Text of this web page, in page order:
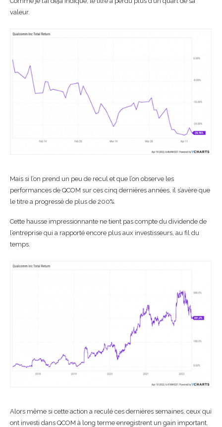
valeur.
Mais si l’on prend un peu de recul et que l’on observe les
performances de QCOM sur ces cinq dernières années, il s’avère que
le titre a progressé de plus de 200%.
Cette hausse impressionnante ne tient pas compte du dividende de
l’entreprise qui a rapporté encore plus aux investisseurs, au fil du
temps.
Alors même si cette action a reculé ces dernières semaines, ceux qui
ont investi dans QCOM à long terme enregistrent un gain important.